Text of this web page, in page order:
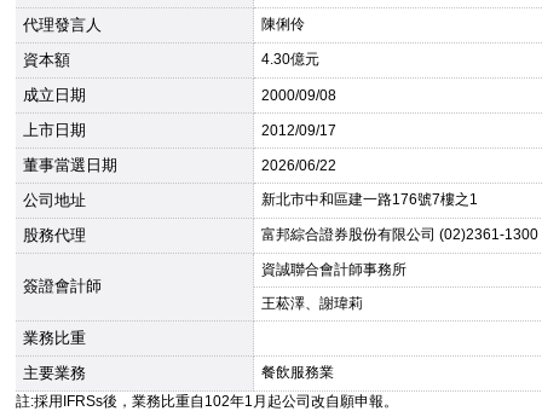
代理發言人 陳俐伶
資本額 4.30億元
成立日期 2000/09/08
上市日期 2012/09/17
董事當選日期 2026/06/22
公司地址 新北市中和區建一路176號7樓之1
股務代理 富邦綜合證券股份有限公司 (02)2361-1300
簽證會計師
資誠聯合會計師事務所
王菘澤、謝瑋莉
業務比重
主要業務
餐飲服務業
註:採用IFRSs後，業務比重自102年1月起公司改自願申報。